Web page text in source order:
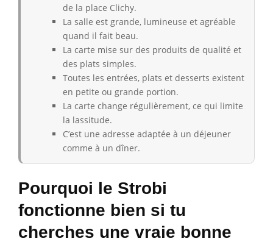
de la place Clichy.
La salle est grande, lumineuse et agréable
quand il fait beau.
La carte mise sur des produits de qualité et
des plats simples.
Toutes les entrées, plats et desserts existent
en petite ou grande portion.
La carte change régulièrement, ce qui limite
la lassitude.
C’est une adresse adaptée à un déjeuner
comme à un dîner.
Pourquoi le Strobi
fonctionne bien si tu
cherches une vraie bonne